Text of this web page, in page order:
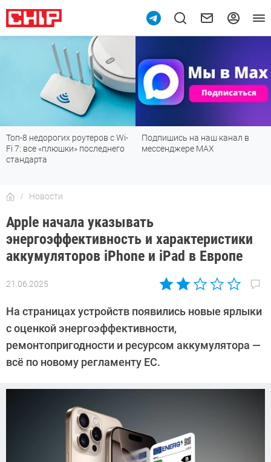
Топ-8 недорогих роутеров с Wi-
Fi 7: все «плюшки» последнего
стандарта
Подпишись на наш канал в
мессенджере МАХ
Новости
Apple начала указывать
энергоэффективность и характеристики
аккумуляторов iPhone и iPad в Европе
21.06.2025
Автор:
Довлатова
На страницах устройств появились новые ярлыки
с оценкой энергоэффективности,
ремонтопригодности и ресурсом аккумулятора —
всё по новому регламенту ЕС.